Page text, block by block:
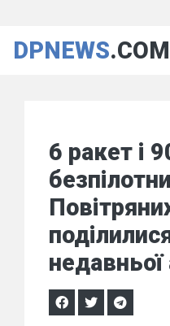
DPNEWS
6 ракет і
недавньої